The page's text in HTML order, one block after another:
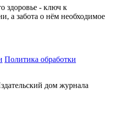
здоровье - ключ к
а забота о нём необходимое
Политика обработки
дом журнала